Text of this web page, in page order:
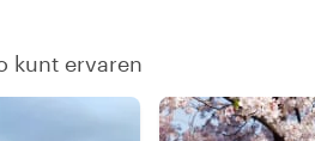
kunt ervaren